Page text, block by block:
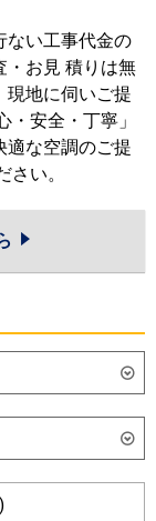
ない工事代金の
・お見 積りは無
現地に伺いご提
安全・丁寧」
適な空調のご提
い。